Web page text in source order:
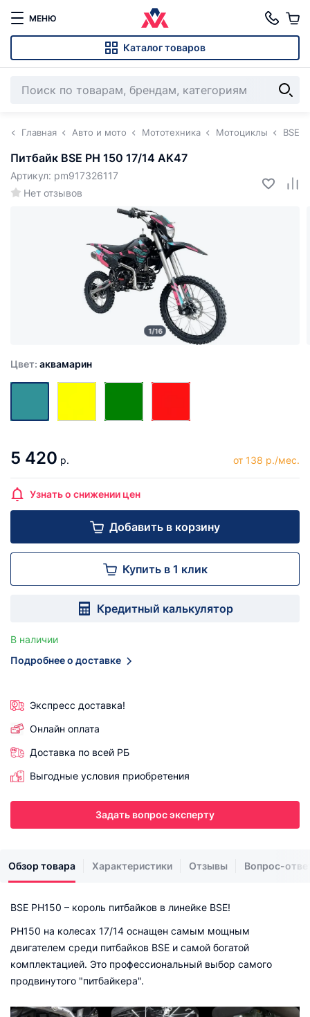
МЕНЮ
Каталог товаров
Главная Авто и мото Мототехника Мотоциклы BSE
Питбайк BSE PH 150 17/14 AK47
Нет отзывов
Артикул: pm917326117
1/16
Цвет: аквамарин
5 420 р. от 138 р./мес.
Узнать о снижении цен
Добавить в корзину
Купить в 1 клик
Кредитный калькулятор
В наличии
Подробнее о доставке
Экспресс доставка!
Онлайн оплата
Доставка по всей РБ
Выгодные условия приобретения
Задать вопрос эксперту
Обзор товара Характеристики Отзывы Вопрос-
BSE PH150 – король питбайков в линейке BSE!
PH150 на колесах 17/14 оснащен самым мощным
двигателем среди питбайков BSE и самой богатой
комплектацией. Это профессиональный выбор самого
продвинутого "питбайкера".